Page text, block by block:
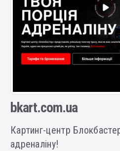
bkart.com.ua
Картинг-центр
адреналіну!